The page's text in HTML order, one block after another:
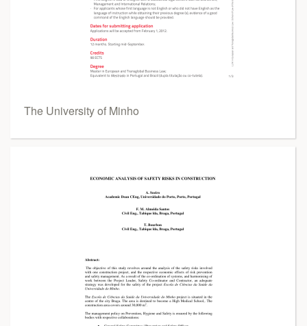
The University of Minho